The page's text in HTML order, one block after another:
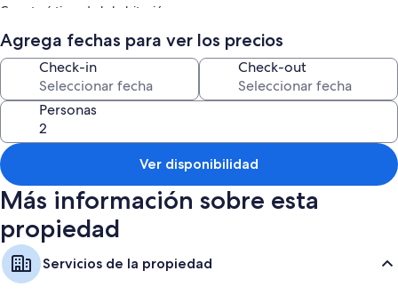
Características de la habitación
Todas las habitaciones de Jolly house 2 ofrecen amenidades, que
incluyen aire acondicionado o acceso a internet.
Otros servicios que también disfrutarás son:
2 baño con regaderas y bidets
Agrega fechas para ver los precios
Check-in Check-out
Personas
Ver disponibilidad
Más información sobre esta
propiedad
Servicios de la propiedad